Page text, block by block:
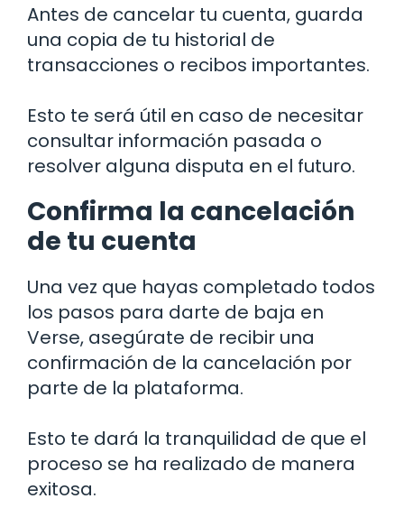
Antes de cancelar tu cuenta, guarda
una copia de tu historial de
transacciones o recibos importantes.
Esto te será útil en caso de necesitar
consultar información pasada o
resolver alguna disputa en el futuro.
Confirma la cancelación
de tu cuenta
Una vez que hayas completado todos
los pasos para darte de baja en
Verse, asegúrate de recibir una
confirmación de la cancelación por
parte de la plataforma.
Esto te dará la tranquilidad de que el
proceso se ha realizado de manera
exitosa.